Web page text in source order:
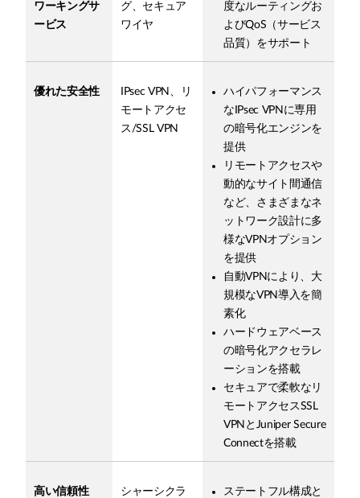
ワーキングサ
ービス
グ、セキュア
ワイヤ
度なルーティングお
よびQoS（サービス
品質）をサポート
優れた安全性
IPsec VPN、リ
モートアクセ
ス/SSL VPN
ハイパフォーマンス
なIPsec VPNに専用
の暗号化エンジンを
提供
リモートアクセスや
動的なサイト間通信
など、さまざまなネ
ットワーク設計に多
様なVPNオプション
を提供
自動VPNにより、大
規模なVPN導入を簡
素化
ハードウェアベース
の暗号化アクセラレ
ーションを搭載
セキュアで柔軟なリ
モートアクセスSSL
VPNとJuniper Secure
Connectを搭載
高い信頼性
シャーシクラ
ステートフル構成と